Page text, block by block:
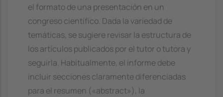
el formato de una presentación en un
congreso científico. Dada la variedad de
temáticas, se sugiere revisar la estructura de
los artículos publicados por el tutor o tutora y
seguirla. Habitualmente, el informe debe
incluir secciones claramente diferenciadas
para el resumen («abstract»), la